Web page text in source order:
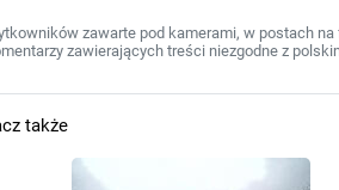
zawarte pod kamerami, w postach
zawierających treści niezgodne z
także